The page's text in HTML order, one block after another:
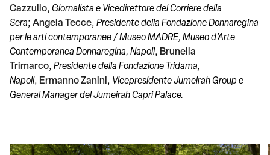
Cazzullo, Giornalista e Vicedirettore del Corriere della
Sera; Angela Tecce, Presidente della Fondazione Donnaregina
per le arti contemporanee / Museo MADRE, Museo d’Arte
Contemporanea Donnaregina, Napoli, Brunella
Trimarco, Presidente della Fondazione Tridama,
Napoli, Ermanno Zanini, Vicepresidente Jumeirah Group e
General Manager del Jumeirah Capri Palace.